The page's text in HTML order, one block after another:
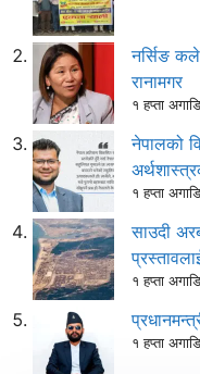
नर्सिङ
रानामगर
१ हप्ता अगाडि
नेपालको
१ हप्ता अगाडि
साउदी
१ हप्ता अगाडि
१ हप्ता अगाडि